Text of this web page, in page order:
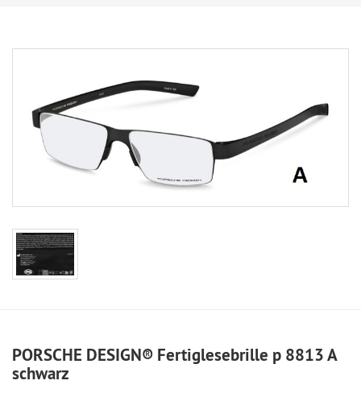
PORSCHE DESIGN® Fertiglesebrille p 8813 A
schwarz